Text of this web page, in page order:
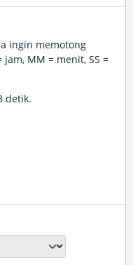
ingin memotong
jam, MM = menit, SS =
detik.